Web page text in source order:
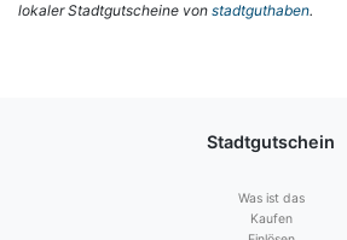
lokaler Stadtgutscheine von stadtguthaben.
Stadtgutschein
Was ist das
Kaufen